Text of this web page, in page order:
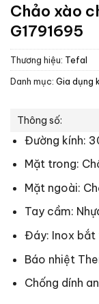
Chảo xào
G1791695
Thương hiệu: Tefal
Danh mục: Gia dụng
Thông số:
Đường kính:
Mặt trong:
Mặt ngoài:
Tay cầm:
Đáy: Inox bắt
Báo nhiệt
Chống dính